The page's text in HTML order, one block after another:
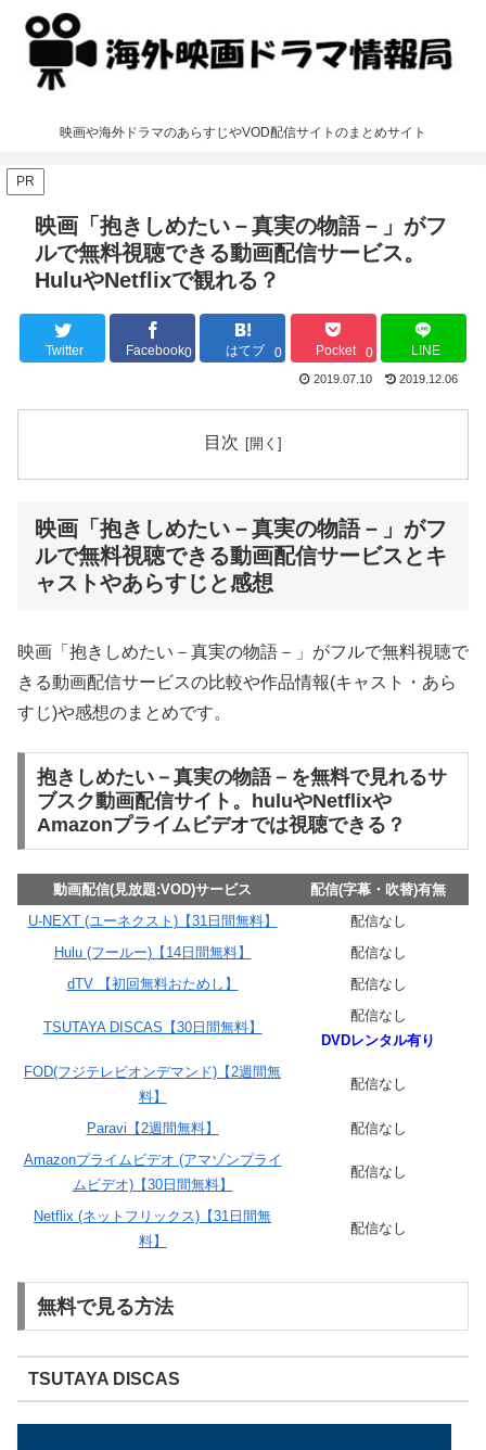
映画や海外ドラマのあらすじやVOD配信サイトのまとめサイト
PR
映画「抱きしめたい－真実の物語－」がフ
ルで無料視聴できる動画配信サービス。
HuluやNetflixで観れる？
Twitter Facebook0 はてブ 0 Pocket 0 LINE
2019.07.10 2019.12.06
目次
映画「抱きしめたい－真実の物語－」がフ
ルで無料視聴できる動画配信サービスとキ
ャストやあらすじと感想
映画「抱きしめたい－真実の物語－」がフルで無料視聴で
きる動画配信サービスの比較や作品情報(キャスト・あら
すじ)や感想のまとめです。
抱きしめたい－真実の物語－を無料で見れるサ
ブスク動画配信サイト。huluやNetflixや
Amazonプライムビデオでは視聴できる？
動画配信(見放題:VOD)サービス
配信(字幕・吹替)有無
U-NEXT (ユーネクスト)【31日間無料】
配信なし
Hulu (フールー)【14日間無料】
配信なし
dTV 【初回無料おためし】
配信なし
TSUTAYA DISCAS【30日間無料】
配信なし
DVDレンタル有り
FOD(フジテレビオンデマンド)【2週間無
料】
配信なし
Paravi【2週間無料】
配信なし
Amazonプライムビデオ (アマゾンプライ
ムビデオ)【30日間無料】
配信なし
Netflix (ネットフリックス)【31日間無
料】
配信なし
無料で見る方法
TSUTAYA DISCAS